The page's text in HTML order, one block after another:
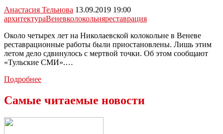
Тульской
области
Анастасия Тельнова 13.09.2019 19:00
архитектураВеневколокольняреставрация
Около четырех лет на Николаевской колокольне в Веневе
реставрационные работы были приостановлены. Лишь этим
летом дело сдвинулось с мертвой точки. Об этом сообщают
«Тульские СМИ».…
ПодробнееВ
реставрацию
Самые читаемые новости